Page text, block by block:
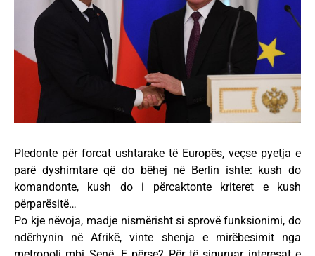
Pledonte për forcat ushtarake të Europës, veçse pyetja e
parë dyshimtare që do bëhej në Berlin ishte: kush do
komandonte, kush do i përcaktonte kriteret e kush
përparësitë…
Po kje nëvoja, madje nismërisht si sprovë funksionimi, do
ndërhynin në Afrikë, vinte shenja e mirëbesimit nga